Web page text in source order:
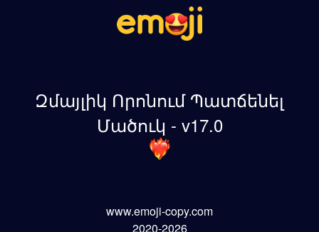
Զմայլիկ Որոնում Պատճենել
Մածուկ - v17.0
www.emoji-copy.com
2020-2026